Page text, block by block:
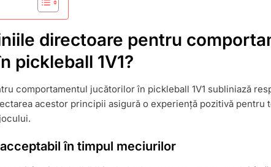
directoare pentru
pickleball 1V1?
comportamentul jucătorilor în pickleball 1V1 subliniază
acestor principii asigură o experiență pozitivă pentru
în timpul meciurilor